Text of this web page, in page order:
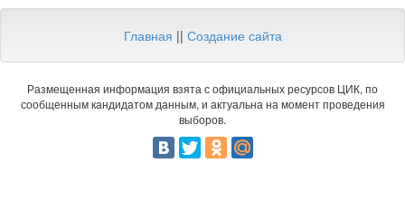
Главная || Создание сайта
Размещенная информация взята с официальных ресурсов ЦИК, по
сообщенным кандидатом данным, и актуальна на момент проведения
выборов.